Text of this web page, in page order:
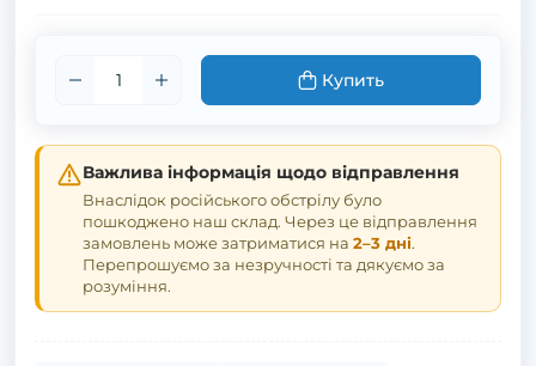
Купить
Важлива інформація щодо відправлення
Внаслідок російського обстрілу було
пошкоджено наш склад. Через це відправлення
замовлень може затриматися на 2–3 дні.
Перепрошуємо за незручності та дякуємо за
розуміння.